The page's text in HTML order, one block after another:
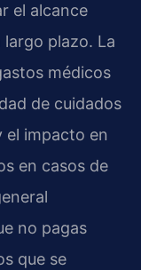
el alcance
plazo. La
médicos
de cuidados
el impacto en
en casos de
no pagas
que se